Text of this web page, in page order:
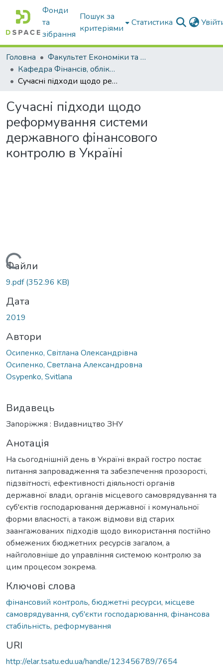
Фонди
та
зібрання
Пошук за
критеріями
Статистика
Головна
Факультет Економіки та бізнесу
Кафедра Фінансів, обліку і оподаткування
Сучасні підходи щодо реформування системи державного фінансового контролю в Україні
Сучасні підходи щодо
реформування системи
державного фінансового
контролю в Україні
Вантажиться...
Файли
9.pdf(352.96 KB)
Дата
2019
Автори
Осипенко, Світлана Олександрівна
Осипенко, Светлана Александровна
Osypenko, Svitlana
Видавець
Запоріжжя : Видавництво ЗНУ
Анотація
На сьогоднішній день в Україні вкрай гостро постає
питання запровадження та забезпечення прозорості,
підзвітності, ефективності діяльності органів
державної влади, органів місцевого самоврядування та
суб'єктів господарювання державної і комунальної
форми власності, а також відмови від старих
заангажованих підходів щодо використання постійно
обмежених бюджетних ресурсів загалом, а
найголовніше до управління системою контролю за
цим процесом зокрема.
Ключові слова
фінансовий контроль, бюджетні ресурси, місцеве
самоврядування, суб'єкти господарювання, фінансова
стабільність, реформування
URI
http://elar.tsatu.edu.ua/handle/123456789/7654